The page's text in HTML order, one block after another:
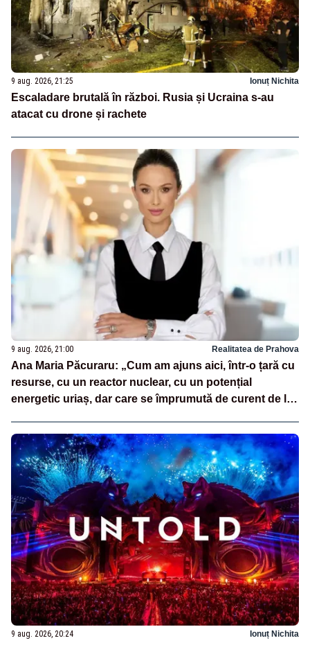
9 aug. 2026, 21:25 Ionuț Nichita
Escaladare brutală în război. Rusia și Ucraina s-au
atacat cu drone și rachete
9 aug. 2026, 21:00 Realitatea de Prahova
Ana Maria Păcuraru: „Cum am ajuns aici, într-o țară cu
resurse, cu un reactor nuclear, cu un potențial
energetic uriaș, dar care se împrumută de curent de la
9 aug. 2026, 20:24 Ionuț Nichita